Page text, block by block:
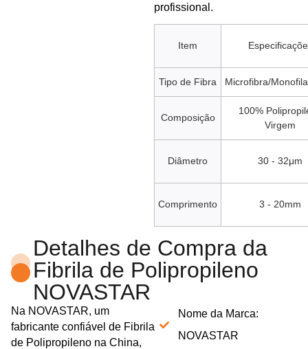
profissional.
Item
Tipo de Fibra Microfibra/
Composição
100%
Virgem
Diâmetro 30 - 32μm
Comprimento 3 - 20mm
Detalhes de Compra da
Fibrila de Polipropileno
NOVASTAR
Na NOVASTAR, um
fabricante confiável de Fibrila
de Polipropileno na China,
Nome da Marca:
NOVASTAR